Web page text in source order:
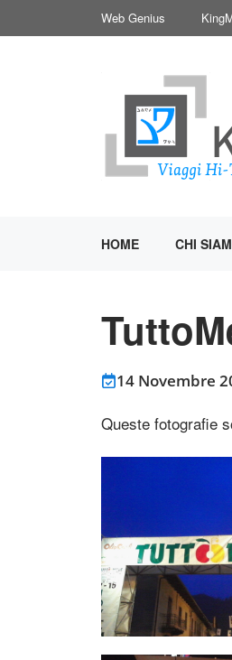
al
Web Genius
HOME CHI
14 Novembre
Queste fotografie